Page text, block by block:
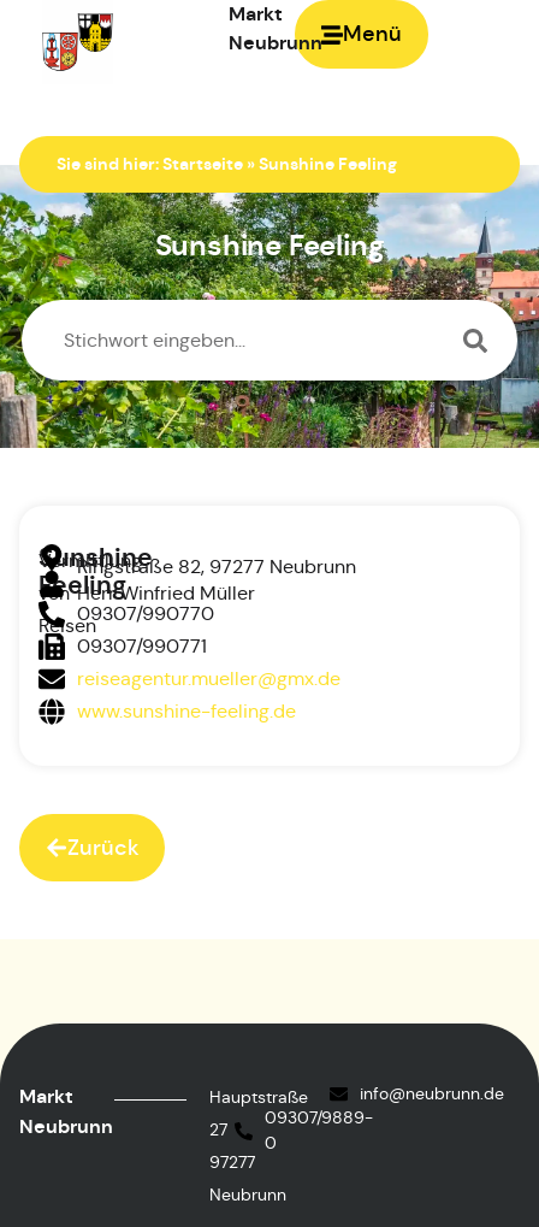
Menü
Markt
Neubrunn
Zur Startseite
Sie sind hier:Startseite »Sunshine Feeling
Sunshine Feeling
Sunshine
Feeling
Vermittlung
von
Reisen
Ringstraße 82, 97277 Neubrunn
Herr Winfried Müller
09307/990770
09307/990771
reiseagentur.mueller@gmx.de
www.sunshine-feeling.de
Zurück
Markt
Neubrunn
Hauptstraße
27
97277
Neubrunn
09307/9889-
0
info@neubrunn.de